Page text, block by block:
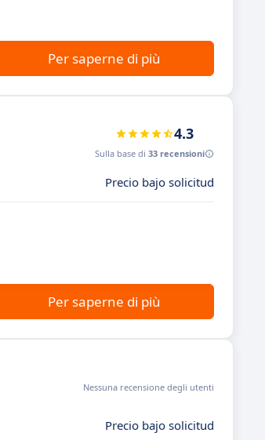
Per saperne di più
4.3
Sulla base di 33 recensioni
Precio bajo solicitud
Per saperne di più
Nessuna recensione degli utenti
Precio bajo solicitud